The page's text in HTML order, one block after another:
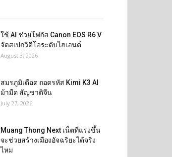
ใช้ AI ช่วยโฟกัส Canon EOS R6 V
จัดสเปกวิดีโอระดับไฮเอนด์
August 3, 2026
สมรภูมิเดือด ถอดรหัส Kimi K3 AI
ม้ามืด สัญชาติจีน
July 27, 2026
Muang Thong Next เน็ตที่แรงขึ้น
จะช่วยสร้างเมืองอัจฉริยะได้จริง
ไหม